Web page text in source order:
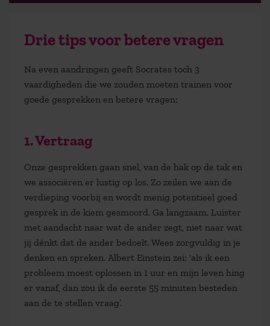
Drie tips voor betere vragen
Na even aandringen geeft Socrates toch 3
vaardigheden die we zouden moeten trainen voor
goede gesprekken en betere vragen:
1. Vertraag
Onze gesprekken gaan snel, van de hak op de tak en
we associëren er lustig op los. Zo zeilen we aan de
verdieping voorbij en wordt menig potentieel goed
gesprek in de kiem gesmoord. Ga langzaam. Luister
met aandacht naar wat de ander zegt, niet naar wat
jij dénkt dat de ander bedoelt. Wees zorgvuldig in je
denken en spreken. Albert Einstein zei: ‘als ik een
probleem moest oplossen in 1 uur en mijn leven hing
er vanaf, dan zou ik de eerste 55 minuten besteden
aan de te stellen vraag’.